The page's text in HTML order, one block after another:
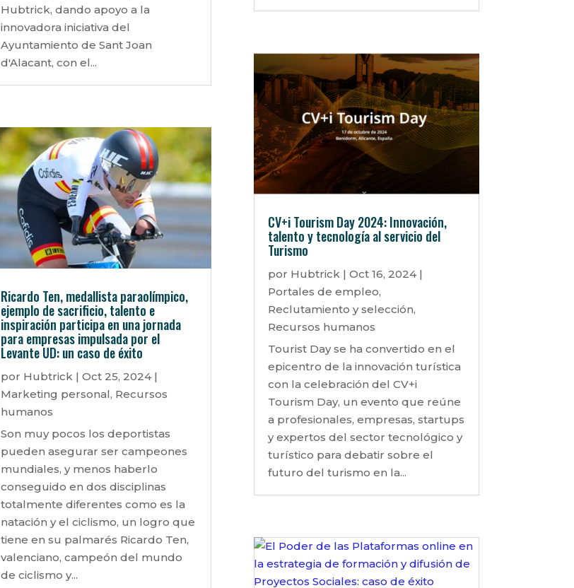
Hubtrick, dando apoyo a la
innovadora iniciativa del
Ayuntamiento de Sant Joan
d'Alacant, con el...
Ricardo Ten, medallista paraolímpico,
ejemplo de sacrificio, talento e
inspiración participa en una jornada
para empresas impulsada por el
Levante UD: un caso de éxito
por Hubtrick | Oct 25, 2024|
Marketing personal, Recursos
humanos
Son muy pocos los deportistas
pueden asegurar ser campeones
mundiales, y menos haberlo
conseguido en dos disciplinas
totalmente diferentes como es la
natación y el ciclismo, un logro que
tiene en su palmarés Ricardo Ten,
valenciano, campeón del mundo
de ciclismo y...
CV+i Tourism Day 2024: Innovación,
talento y tecnología al servicio del
Turismo
por Hubtrick | Oct 16, 2024|
Portales de empleo,
Reclutamiento y selección,
Recursos humanos
Tourist Day se ha convertido en el
epicentro de la innovación turística
con la celebración del CV+i
Tourism Day, un evento que reúne
a profesionales, empresas, startups
y expertos del sector tecnológico y
turístico para debatir sobre el
futuro del turismo en la...